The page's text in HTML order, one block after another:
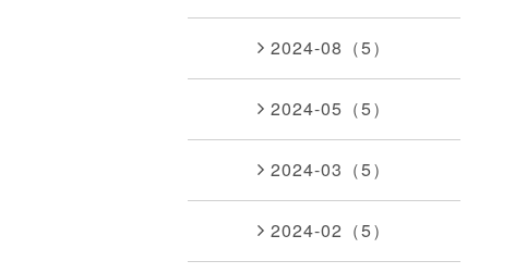
2024-08（5）
2024-05（5）
2024-03（5）
2024-02（5）